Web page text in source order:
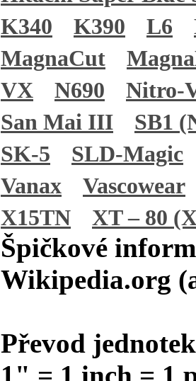
K340
K390 L6
MagnaCut
VX
N690
Nitro-
San Mai III
SB1
SK-5
SLD-Magic
Vanax
Vascowear
X15TN
XT – 80
Špičkové
Wikipedia.org
Převod